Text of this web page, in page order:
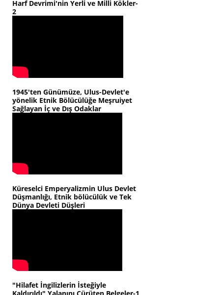
Harf Devrimi'nin Yerli ve Milli Kökler-
2
1945'ten Günümüze, Ulus-Devlet'e
yönelik Etnik Bölücülüğe Meşruiyet
Sağlayan İç ve Dış Odaklar
Küreselci Emperyalizmin Ulus Devlet
Düşmanlığı, Etnik bölücülük ve Tek
Dünya Devleti Düşleri
"Hilafet İngilizlerin İsteğiyle